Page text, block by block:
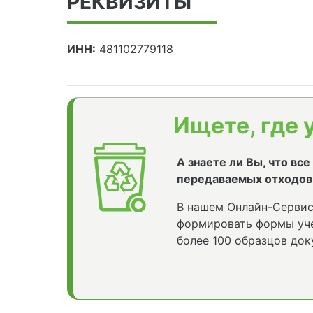
ИНН: 481102779118
Ищете, где
А знаете ли Вы, что
передаваемых
В нашем Онлайн-
формировать формы
более 100 образцов